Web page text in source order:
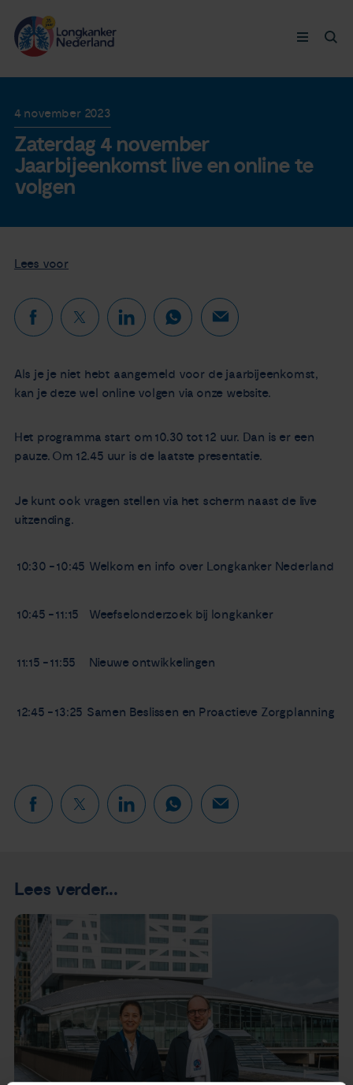
Doneer nu
Nieuws
Over ons
Zorgverleners
Longkanker
Leven met
Ervaringen
4 november 2023
Zaterdag 4 november
Jaarbijeenkomst live en online te
volgen
Lees voor
Als je je niet hebt aangemeld voor de jaarbijeenkomst,
kan je deze wel online volgen via onze website.
Het programma start om 10.30 tot 12 uur. Dan is er een
pauze. Om 12.45 uur is de laatste presentatie.
Je kunt ook vragen stellen via het scherm naast de live
uitzending.
10:30 - 10:45 Welkom en info over Longkanker Nederland
10:45 - 11:15 Weefselonderzoek bij longkanker
11:15 - 11:55 Nieuwe ontwikkelingen
12:45 - 13:25 Samen Beslissen en Proactieve Zorgplanning
Lees verder...